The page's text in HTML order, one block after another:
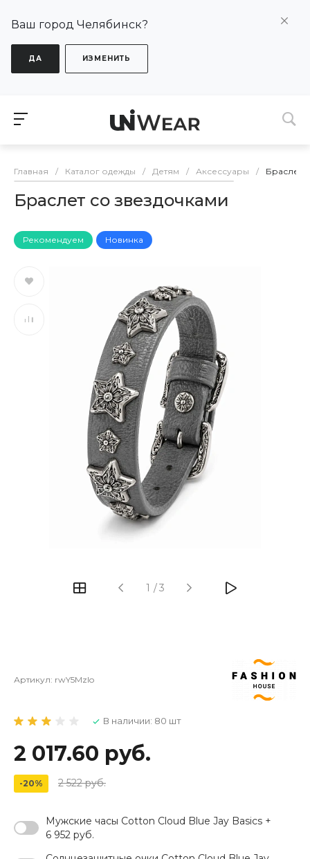
Ваш город Челябинск?
ДА ИЗМЕНИТЬ
Главная / Каталог одежды / Детям / Аксессуары / Браслет
Браслет со звездочками
Рекомендуем Новинка
1 /3
Артикул: rwY5MzIo
В наличии: 80 шт
2 017.60 руб.
-20% 2 522 руб.
Мужские часы Cotton Cloud Blue Jay Basics +
6 952 руб.